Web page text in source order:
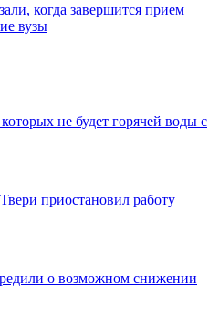
когда завершится прием
вузы
не будет горячей воды с
приостановил работу
о возможном снижении